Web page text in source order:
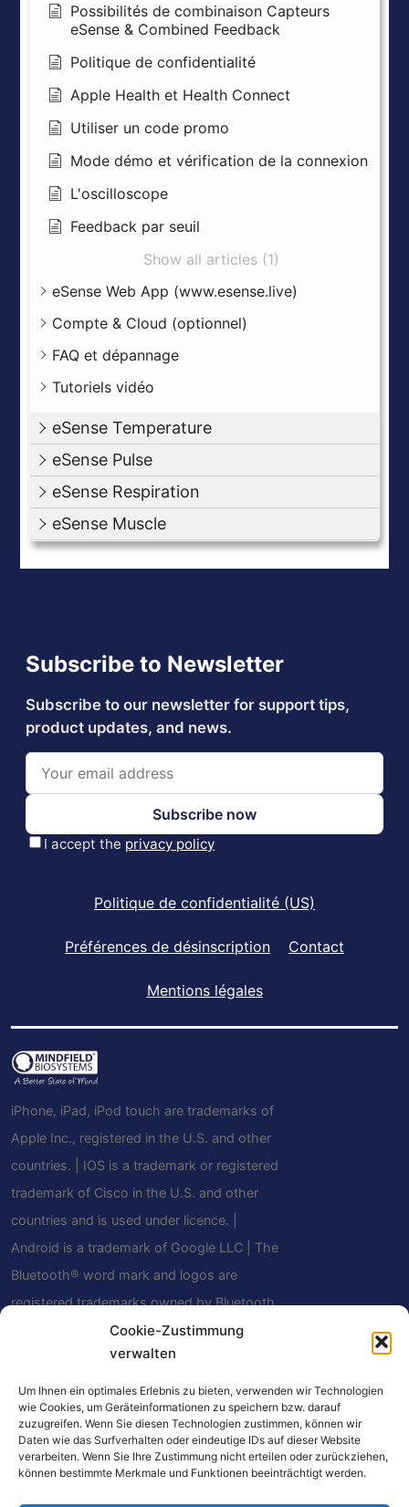
Cookie-Zustimmung
verwalten
Um Ihnen ein optimales Erlebnis zu bieten, verwenden wir Technologien
wie Cookies, um Geräteinformationen zu speichern bzw. darauf
zuzugreifen. Wenn Sie diesen Technologien zustimmen, können wir
Daten wie das Surfverhalten oder eindeutige IDs auf dieser Website
verarbeiten. Wenn Sie Ihre Zustimmung nicht erteilen oder zurückziehen,
können bestimmte Merkmale und Funktionen beeinträchtigt werden.
Possibilités de combinaison Capteurs
eSense & Combined Feedback
Politique de confidentialité
Apple Health et Health Connect
Utiliser un code promo
Mode démo et vérification de la connexion
L'oscilloscope
Feedback par seuil
Show all articles (1)
eSense Web App (www.esense.live)
Compte & Cloud (optionnel)
FAQ et dépannage
Tutoriels vidéo
eSense Temperature
eSense Pulse
eSense Respiration
eSense Muscle
Politique de confidentialité (US)
Préférences de désinscription Contact
Mentions légales
iPhone, iPad, iPod touch are trademarks of
Apple Inc., registered in the U.S. and other
countries. | IOS is a trademark or registered
trademark of Cisco in the U.S. and other
countries and is used under licence. |
Android is a trademark of Google LLC | The
Bluetooth® word mark and logos are
registered trademarks owned by Bluetooth
SIG, Inc. and any use of such marks by
Mindfield Biosystems Ltd. is under license.
Other trademarks and trade names are
those of their respective owners.
Certains liens de ce site sont des liens